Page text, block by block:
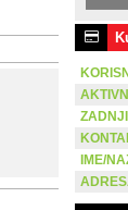
IME/